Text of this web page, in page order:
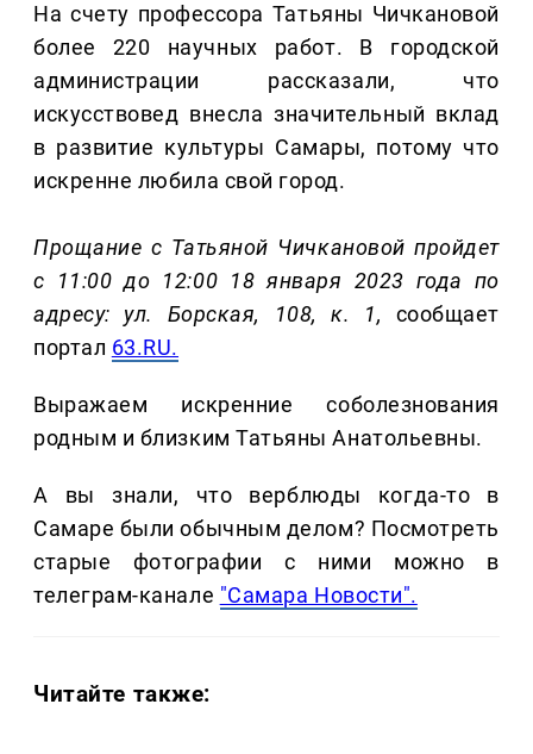
На счету профессора Татьяны Чичкановой
более 220 научных работ. В городской
администрации рассказали, что
искусствовед внесла значительный вклад
в развитие культуры Самары, потому что
искренне любила свой город.
Прощание с Татьяной Чичкановой пройдет
с 11:00 до 12:00 18 января 2023 года по
адресу: ул. Борская, 108, к. 1, сообщает
портал 63.RU.
Выражаем искренние соболезнования
родным и близким Татьяны Анатольевны.
А вы знали, что верблюды когда-то в
Самаре были обычным делом? Посмотреть
старые фотографии с ними можно в
телеграм-канале "Самара Новости".
Читайте также: